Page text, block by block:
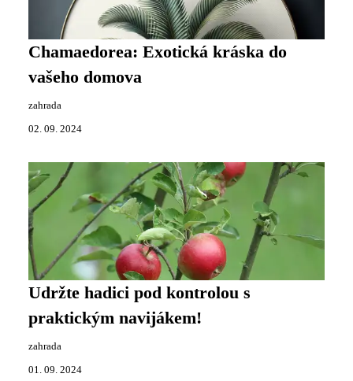
Chamaedorea: Exotická kráska do
vašeho domova
zahrada
02. 09. 2024
Udržte hadici pod kontrolou s
praktickým navijákem!
zahrada
01. 09. 2024